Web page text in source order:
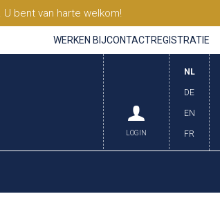
bent van harte welkom!
WERKEN BIJCONTACTREGISTRATIE
NL
DE
EN
FR
LOGIN